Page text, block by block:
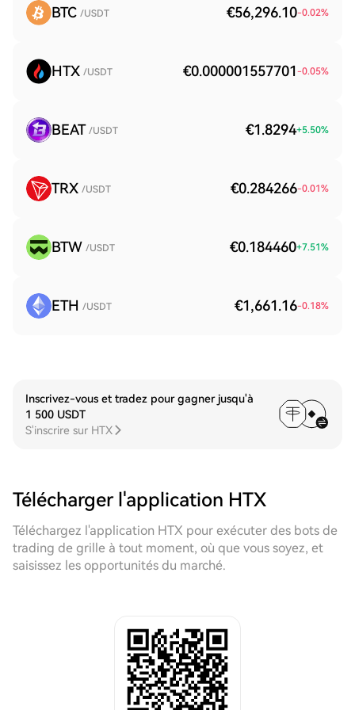
BTC /USDT €56,296.10-0.02%
HTX /USDT €0.000001557701 -0.05%
BEAT /USDT €1.8294+5.50%
TRX /USDT €0.284266-0.01%
BTW /USDT €0.184460+7.51%
ETH /USDT €1,661.16-0.18%
Inscrivez-vous et tradez pour gagner jusqu'à
1 500 USDT
S'inscrire sur HTX
Télécharger l'application HTX
Téléchargez l'application HTX pour exécuter des bots de
trading de grille à tout moment, où que vous soyez, et
saisissez les opportunités du marché.